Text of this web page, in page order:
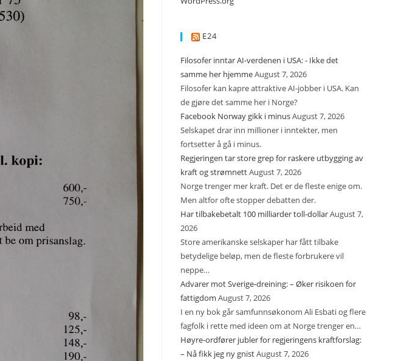
E24
Filosofer inntar AI-verdenen i USA: - Ikke det
samme her hjemmeAugust 7, 2026
Filosofer kan kapre attraktive AI-jobber i USA. Kan
de gjøre det samme her i Norge?
Facebook Norway gikk i minusAugust 7, 2026
Selskapet drar inn millioner i inntekter, men
fortsetter å gå i minus.
Regjeringen tar store grep for raskere utbygging av
kraft og strømnettAugust 7, 2026
Norge trenger mer kraft. Det er de fleste enige om.
Men altfor ofte stopper debatten der.
Har tilbakebetalt 100 milliarder toll-dollarAugust 7,
2026
Store amerikanske selskaper har fått tilbake
betydelige beløp, men de fleste forbrukere vil
neppe…
Advarer mot Sverige-dreining: – Øker risikoen for
fattigdom August 7, 2026
I en ny bok går samfunnsøkonom Ali Esbati og flere
fagfolk i rette med ideen om at Norge trenger en…
Høyre-ordfører jubler for regjeringens kraftforslag:
– Nå fikk jeg ny gnistAugust 7, 2026